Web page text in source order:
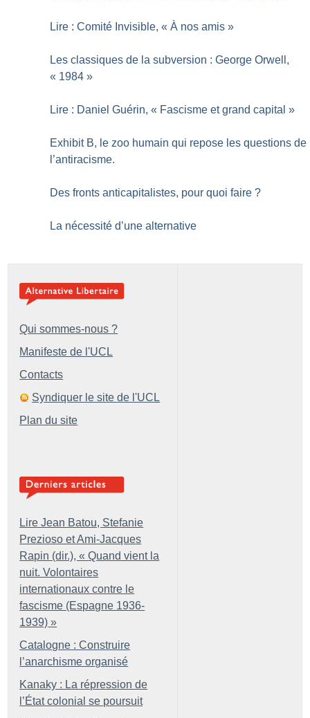
Lire : Comité Invisible, « À nos amis »
Les classiques de la subversion : George Orwell,
« 1984 »
Lire : Daniel Guérin, « Fascisme et grand capital »
Exhibit B, le zoo humain qui repose les questions de
l’antiracisme.
Des fronts anticapitalistes, pour quoi faire ?
La nécessité d’une alternative
Qui sommes-nous ?
Manifeste de l'UCL
Contacts
Syndiquer le site de l'UCL
Plan du site
Lire Jean Batou, Stefanie
Prezioso et Ami-Jacques
Rapin (dir.), « Quand vient la
nuit. Volontaires
internationaux contre le
fascisme (Espagne 1936-
1939) »
Catalogne : Construire
l’anarchisme organisé
Kanaky : La répression de
l’État colonial se poursuit